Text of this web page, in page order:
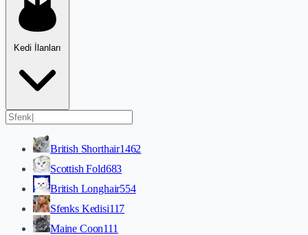
Kedi İlanları
British Shorthair1462
Scottish Fold683
British Longhair554
Sfenks Kedisi117
Maine Coon111